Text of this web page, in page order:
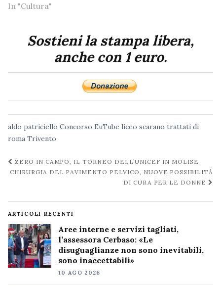
In "Cultura"
Sostieni la stampa libera,
anche con 1 euro.
aldo patriciello Concorso EuTube liceo scarano trattati di
roma Trivento
Navigazione
post
ZERO IN CAMPO, IL TORNEO DELL’UNICEF IN MOLISE
CHIRURGIA DEL PAVIMENTO PELVICO, NUOVE POSSIBILITÀ
DI CURA PER LE DONNE
ARTICOLI RECENTI
Aree interne e servizi tagliati,
l’assessora Cerbaso: «Le
disuguaglianze non sono inevitabili,
sono inaccettabili»
10 AGO 2026